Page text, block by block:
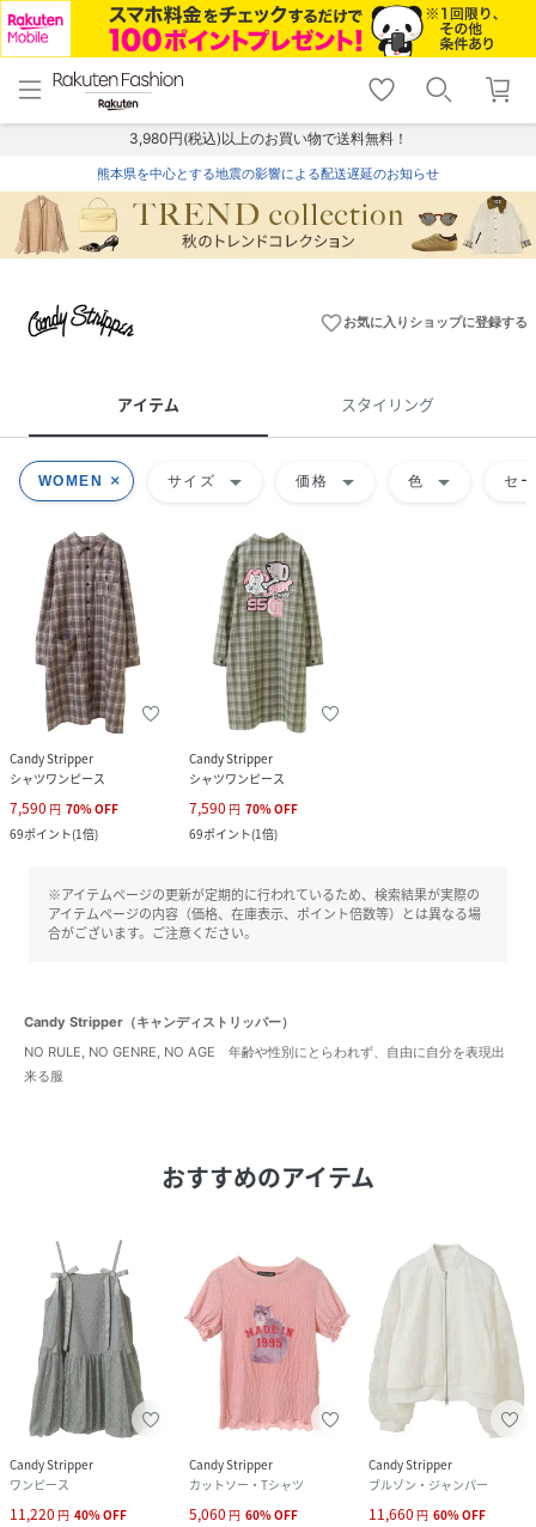
menu home
トップ
shopping_cart lock_outline
ログイン
3,980円(税込)以上のお買い物で送料無料！
熊本県を中心とする地震の影響による配送遅延のお知らせ
favorite_borderお気に入りショップに登録する
アイテム スタイリング
WOMEN サイズ arrow_drop_down 価格 arrow_drop_down 色 arrow_drop_down セ
Candy Stripper
シャツワンピース
7,590 円 70%OFF
69ポイント(1倍)
Candy Stripper
シャツワンピース
7,590 円 70%OFF
69ポイント(1倍)
※アイテムページの更新が定期的に行われているため、検索結果が実際の
アイテムページの内容（価格、在庫表示、ポイント倍数等）とは異なる場
合がございます。ご注意ください。
Candy Stripper（キャンディストリッパー）
NO RULE, NO GENRE, NO AGE 年齢や性別にとらわれず、自由に自分を表現出
来る服
おすすめのアイテム
Candy Stripper
ワンピース
11,220 円 40%OFF
Candy Stripper
カットソー・Tシャツ
5,060 円 60%OFF
Candy Stripper
ブルゾン・ジャンパー
11,660 円 60%OFF